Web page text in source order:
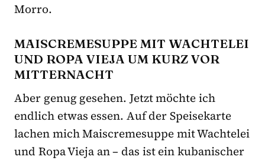
Morro.
MAISCREMESUPPE MIT WACHTELEI
UND ROPA VIEJA UM KURZ VOR
MITTERNACHT
Aber genug gesehen. Jetzt möchte ich
endlich etwas essen. Auf der Speisekarte
lachen mich Maiscremesuppe mit Wachtelei
und Ropa Vieja an – das ist ein kubanischer